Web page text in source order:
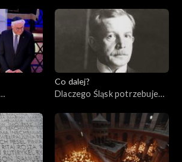
Co dalej?
Dlaczego Śląsk potrzebuje